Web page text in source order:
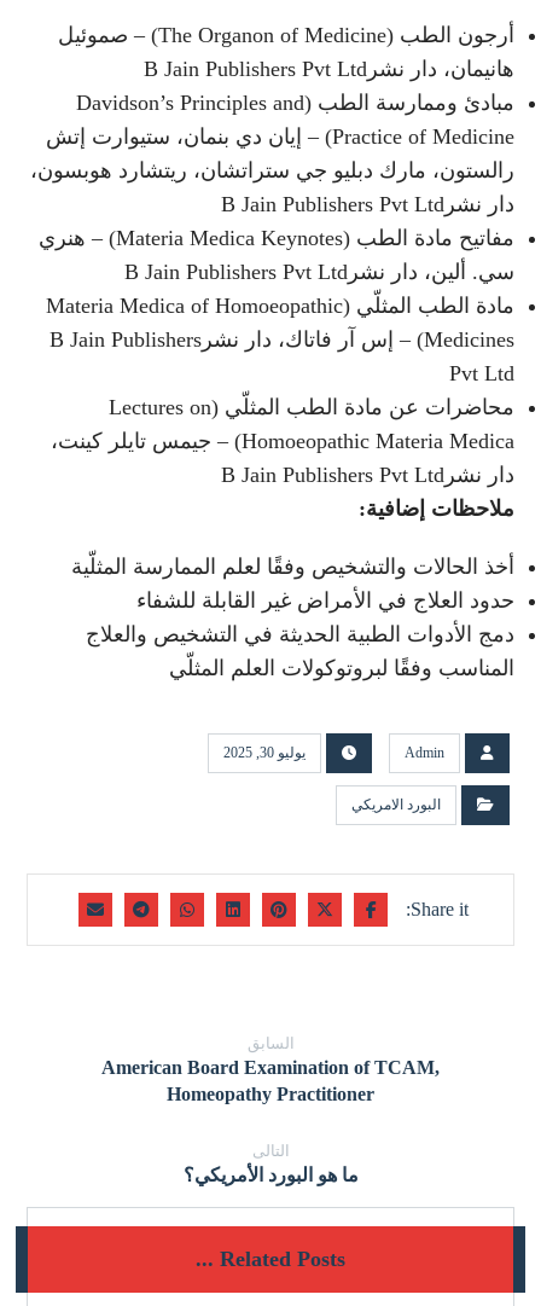
أرجون الطب (The Organon of Medicine) – صموئيل
هانيمان، دار نشرB Jain Publishers Pvt Ltd
مبادئ وممارسة الطب (Davidson’s Principles and
Practice of Medicine) – إيان دي بنمان، ستيوارت إتش
رالستون، مارك دبليو جي ستراتشان، ريتشارد هوبسون،
دار نشرB Jain Publishers Pvt Ltd
مفاتيح مادة الطب (Materia Medica Keynotes) – هنري
سي. ألين، دار نشرB Jain Publishers Pvt Ltd
مادة الطب المثلّي (Materia Medica of Homoeopathic
Medicines) – إس آر فاتاك، دار نشرB Jain Publishers
Pvt Ltd
محاضرات عن مادة الطب المثلّي (Lectures on
Homoeopathic Materia Medica) – جيمس تايلر كينت،
دار نشرB Jain Publishers Pvt Ltd
ملاحظات إضافية:
أخذ الحالات والتشخيص وفقًا لعلم الممارسة المثلّية
حدود العلاج في الأمراض غير القابلة للشفاء
دمج الأدوات الطبية الحديثة في التشخيص والعلاج
المناسب وفقًا لبروتوكولات العلم المثلّي
Admin يوليو 30, 2025
البورد الامريكي
السابق
American Board Examination of TCAM,
Homeopathy Practitioner
التالى
ما هو البورد الأمريكي؟
Related Posts ...